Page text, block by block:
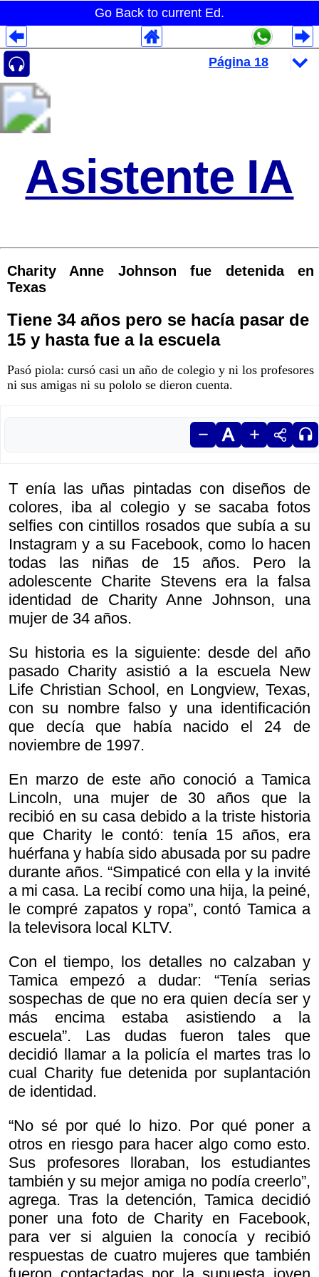
Go Back to current Ed.
Asistente IA
Charity Anne Johnson fue detenida en
Texas
Tiene 34 años pero se hacía pasar de
15 y hasta fue a la escuela
Pasó piola: cursó casi un año de colegio y ni los profesores
ni sus amigas ni su pololo se dieron cuenta.
T enía las uñas pintadas con diseños de
colores, iba al colegio y se sacaba fotos
selfies con cintillos rosados que subía a su
Instagram y a su Facebook, como lo hacen
todas las niñas de 15 años. Pero la
adolescente Charite Stevens era la falsa
identidad de Charity Anne Johnson, una
mujer de 34 años.
Su historia es la siguiente: desde del año
pasado Charity asistió a la escuela New
Life Christian School, en Longview, Texas,
con su nombre falso y una identificación
que decía que había nacido el 24 de
noviembre de 1997.
En marzo de este año conoció a Tamica
Lincoln, una mujer de 30 años que la
recibió en su casa debido a la triste historia
que Charity le contó: tenía 15 años, era
huérfana y había sido abusada por su padre
durante años. “Simpaticé con ella y la invité
a mi casa. La recibí como una hija, la peiné,
le compré zapatos y ropa”, contó Tamica a
la televisora local KLTV.
Con el tiempo, los detalles no calzaban y
Tamica empezó a dudar: “Tenía serias
sospechas de que no era quien decía ser y
más encima estaba asistiendo a la
escuela”. Las dudas fueron tales que
decidió llamar a la policía el martes tras lo
cual Charity fue detenida por suplantación
de identidad.
“No sé por qué lo hizo. Por qué poner a
otros en riesgo para hacer algo como esto.
Sus profesores lloraban, los estudiantes
también y su mejor amiga no podía creerlo”,
agrega. Tras la detención, Tamica decidió
poner una foto de Charity en Facebook,
para ver si alguien la conocía y recibió
respuestas de cuatro mujeres que también
Despliegues Analytics
Despliegues Totales
Despliegues por Rubros